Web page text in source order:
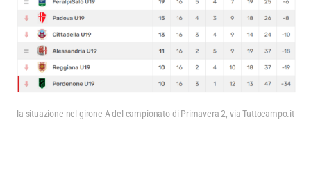
la situazione nel girone A del campionato di Primavera 2, via Tuttocampo.it